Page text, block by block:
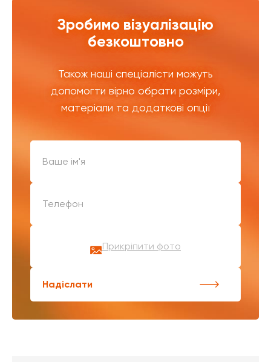
Зробимо візуалізацію
безкоштовно
Також наші спеціалісти можуть
допомогти вірно обрати розміри,
матеріали та додаткові опції
Прикріпити фото
Надіслати